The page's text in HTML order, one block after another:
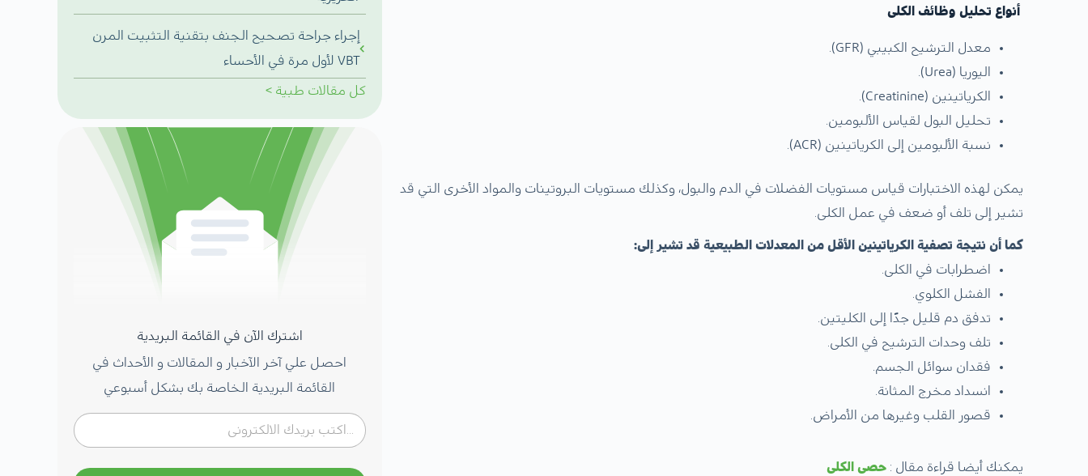
أنواع تحليل وظائف الكلى
معدل الترشيح الكبيبي (GFR).
اليوريا (Urea).
الكرياتينين (Creatinine).
تحليل البول لقياس الألبومين.
نسبة الألبومين إلى الكرياتينين (ACR).
يمكن لهذه الاختبارات قياس مستويات الفضلات في الدم والبول، وكذلك مستويات البروتينات والمواد الأخرى التي قد
تشير إلى تلف أو ضعف في عمل الكلى.
كما أن نتيجة تصفية الكرياتينين الأقل من المعدلات الطبيعية قد تشير إلى:
اضطرابات في الكلى.
الفشل الكلوي.
تدفق دم قليل جدًا إلى الكليتين.
تلف وحدات الترشيح في الكلى.
فقدان سوائل الجسم.
انسداد مخرج المثانة.
قصور القلب وغيرها من الأمراض.
يمكنك أيضا قراءة مقال :حصى الكلى
إجراء جراحة تصحيح الجنف بتقنية التثبيت المرن
VBT لأول مرة في الأحساء
كل مقالات طبية >
اشترك الآن في القائمة البريدية
احصل علي آخر الآخبار و المقالات و الأحداث في
القائمة البريدية الخاصة بك بشكل أسبوعي